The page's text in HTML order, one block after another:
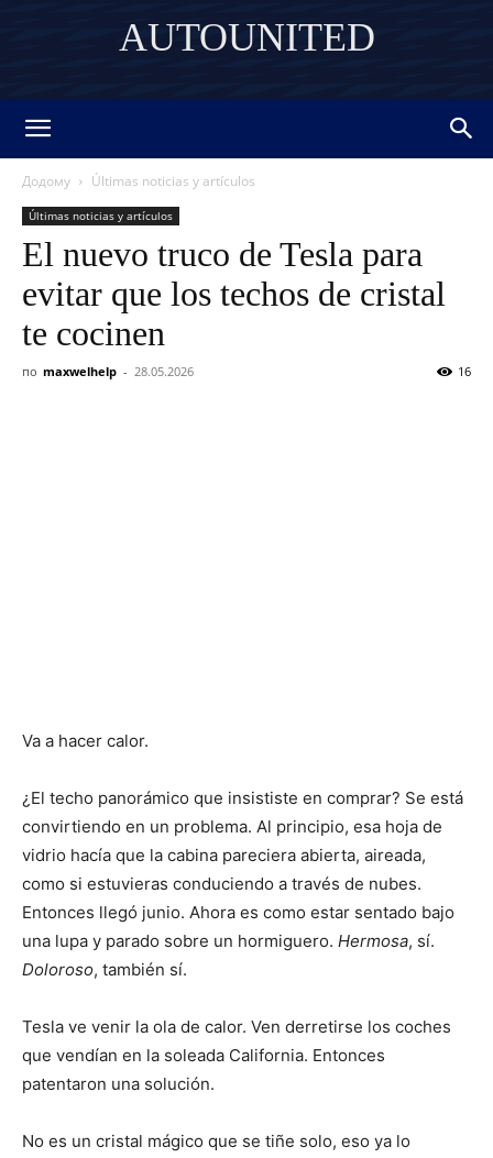
AUTOUNITED
Додому Últimas noticias y artículos
Últimas noticias y artículos
El nuevo truco de Tesla para
evitar que los techos de cristal
te cocinen
по maxwelhelp - 28.05.2026 16
Va a hacer calor.
¿El techo panorámico que insististe en comprar? Se está
convirtiendo en un problema. Al principio, esa hoja de
vidrio hacía que la cabina pareciera abierta, aireada,
como si estuvieras conduciendo a través de nubes.
Entonces llegó junio. Ahora es como estar sentado bajo
una lupa y parado sobre un hormiguero. Hermosa, sí.
Doloroso, también sí.
Tesla ve venir la ola de calor. Ven derretirse los coches
que vendían en la soleada California. Entonces
patentaron una solución.
No es un cristal mágico que se tiñe solo, eso ya lo